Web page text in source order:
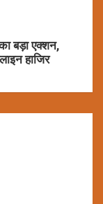
बड़ा एक्शन,
हाजिर